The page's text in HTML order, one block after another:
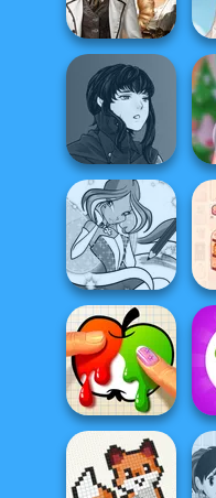
Japanese Spa
Steampunk
Wedding
Manga Creator
Vampire Hunter
P...
Winx Paint Fairy
Color